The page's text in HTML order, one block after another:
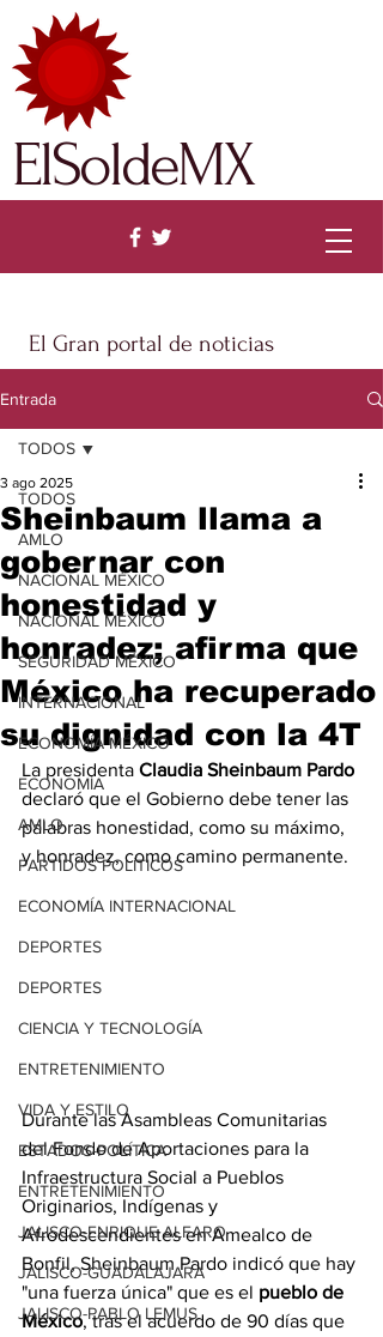
El Gran portal de noticias
ElSoldeMX
Entrada
TODOS
AMLO
NACIONAL MÉXICO
NACIONAL MÉXICO
SEGURIDAD MÉXICO
INTERNACIONAL
ECONOMÍA MÉXICO
ECONOMÍA
AMLO
PARTIDOS POLÍTICOS
ECONOMÍA INTERNACIONAL
DEPORTES
DEPORTES
CIENCIA Y TECNOLOGÍA
ENTRETENIMIENTO
VIDA Y ESTILO
ESTADOS-POLÍTICA
ENTRETENIMIENTO
JALISCO-ENRIQUE ALFARO
JALISCO-GUADALAJARA
JALISCO-PABLO LEMUS
TODOS
Sheinbaum llama a
gobernar con
honestidad y
honradez; afirma que
México ha recuperado
su dignidad con la 4T
3 ago 2025
La presidenta Claudia Sheinbaum Pardo
declaró que el Gobierno debe tener las
palabras honestidad, como su máximo,
y honradez, como camino permanente.
Durante las Asambleas Comunitarias
del Fondo de Aportaciones para la
Infraestructura Social a Pueblos
Originarios, Indígenas y
Afrodescendientes en Amealco de
Bonfil, Sheinbaum Pardo indicó que hay
"una fuerza única" que es el pueblo de
México, tras el acuerdo de 90 días que